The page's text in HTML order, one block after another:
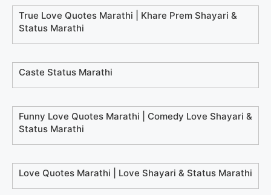
True Love Quotes Marathi | Khare Prem Shayari &
Status Marathi
Caste Status Marathi
Funny Love Quotes Marathi | Comedy Love Shayari &
Status Marathi
Love Quotes Marathi | Love Shayari & Status Marathi